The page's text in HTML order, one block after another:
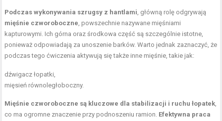
Podczas wykonywania szrugsy z hantlami, główną rolę odgrywają
mięśnie czworoboczne, powszechnie nazywane mięśniami
kapturowymi. Ich górna oraz środkowa część są szczególnie istotne,
ponieważ odpowiadają za unoszenie barków. Warto jednak zaznaczyć, że
podczas tego ćwiczenia aktywują się także inne mięśnie, takie jak:
dźwigacz łopatki,
mięsień równoległoboczny.
Mięśnie czworoboczne są kluczowe dla stabilizacji i ruchu łopatek,
co ma ogromne znaczenie przy podnoszeniu ramion. Efektywna praca